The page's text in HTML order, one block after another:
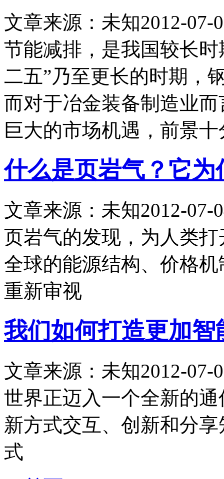
文章来源：未知2012-07-
节能减排，是我国较长
二五”乃至更长的时期，
而对于冶金装备制造业
巨大的市场机遇，前景
什么是页岩气？它为
文章来源：未知2012-07-
页岩气的发现，为人类
全球的能源结构、价格
重新审视
我们如何打造更加智
文章来源：未知2012-07-
世界正迈入一个全新的
新方式交互、创新和分
式